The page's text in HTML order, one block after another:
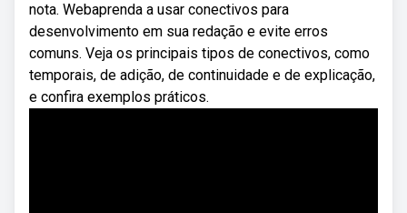
nota. Webaprenda a usar conectivos para
desenvolvimento em sua redação e evite erros
comuns. Veja os principais tipos de conectivos, como
temporais, de adição, de continuidade e de explicação,
e confira exemplos práticos.